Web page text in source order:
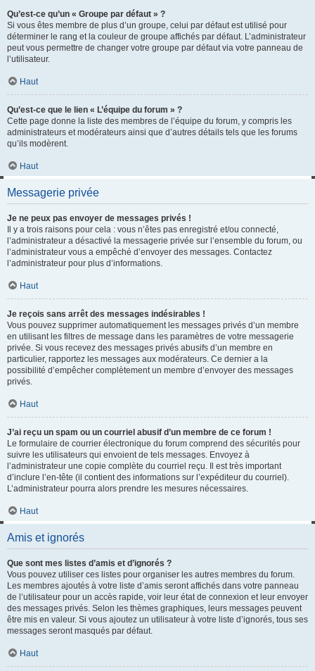
Qu’est-ce qu’un « Groupe par défaut » ?
Si vous êtes membre de plus d’un groupe, celui par défaut est utilisé pour
déterminer le rang et la couleur de groupe affichés par défaut. L’administrateur
peut vous permettre de changer votre groupe par défaut via votre panneau de
l’utilisateur.
Haut
Qu’est-ce que le lien « L’équipe du forum » ?
Cette page donne la liste des membres de l’équipe du forum, y compris les
administrateurs et modérateurs ainsi que d’autres détails tels que les forums
qu’ils modèrent.
Haut
Messagerie privée
Je ne peux pas envoyer de messages privés !
Il y a trois raisons pour cela : vous n’êtes pas enregistré et/ou connecté,
l’administrateur a désactivé la messagerie privée sur l’ensemble du forum, ou
l’administrateur vous a empêché d’envoyer des messages. Contactez
l’administrateur pour plus d’informations.
Haut
Je reçois sans arrêt des messages indésirables !
Vous pouvez supprimer automatiquement les messages privés d’un membre
en utilisant les filtres de message dans les paramètres de votre messagerie
privée. Si vous recevez des messages privés abusifs d’un membre en
particulier, rapportez les messages aux modérateurs. Ce dernier a la
possibilité d’empêcher complètement un membre d’envoyer des messages
privés.
Haut
J’ai reçu un spam ou un courriel abusif d’un membre de ce forum !
Le formulaire de courrier électronique du forum comprend des sécurités pour
suivre les utilisateurs qui envoient de tels messages. Envoyez à
l’administrateur une copie complète du courriel reçu. Il est très important
d’inclure l’en-tête (il contient des informations sur l’expéditeur du courriel).
L’administrateur pourra alors prendre les mesures nécessaires.
Haut
Amis et ignorés
Que sont mes listes d’amis et d’ignorés ?
Vous pouvez utiliser ces listes pour organiser les autres membres du forum.
Les membres ajoutés à votre liste d’amis seront affichés dans votre panneau
de l’utilisateur pour un accès rapide, voir leur état de connexion et leur envoyer
des messages privés. Selon les thèmes graphiques, leurs messages peuvent
être mis en valeur. Si vous ajoutez un utilisateur à votre liste d’ignorés, tous ses
messages seront masqués par défaut.
Haut